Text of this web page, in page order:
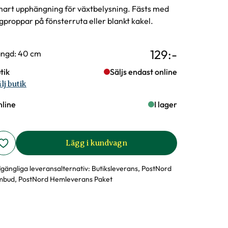
upphängning för växtbelysning. Fästs med
på fönsterruta eller blankt kakel.
40 cm 129:-
Säljs endast online
butik
I lager
Lägg i kundvagn
leveransalternativ: Butiksleverans, PostNord
PostNord Hemleverans Paket